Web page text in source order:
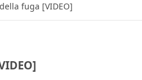
fuga [VIDEO]